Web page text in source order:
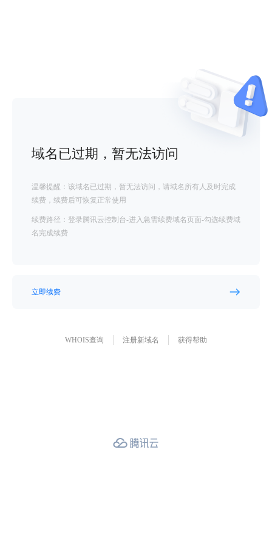
域名已过期，暂无法访问
温馨提醒：该域名已过期，暂无法访问，请域名所有人及时完成
续费，续费后可恢复正常使用
续费路径：登录腾讯云控制台-进入急需续费域名页面-勾选续费域
名完成续费
立即续费
WHOIS查询 注册新域名 获得帮助